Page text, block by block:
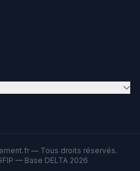
— Tous droits réservés.
— Base DELTA 2026